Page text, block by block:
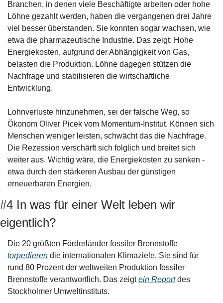
Branchen, in denen viele Beschäftigte arbeiten oder hohe
Löhne gezahlt werden, haben die vergangenen drei Jahre
viel besser überstanden. Sie konnten sogar wachsen, wie
etwa die pharmazeutische Industrie. Das zeigt: Hohe
Energiekosten, aufgrund der Abhängigkeit von Gas,
belasten die Produktion. Löhne dagegen stützen die
Nachfrage und stabilisieren die wirtschaftliche
Entwicklung.
Lohnverluste hinzunehmen, sei der falsche Weg, so
Ökonom Oliver Picek vom Momentum-Institut. Können sich
Menschen weniger leisten, schwächt das die Nachfrage.
Die Rezession verschärft sich folglich und breitet sich
weiter aus. Wichtig wäre, die Energiekosten zu senken -
etwa durch den stärkeren Ausbau der günstigen
erneuerbaren Energien.
#4 In was für einer Welt leben wir
eigentlich?
torpedieren die internationalen Klimaziele. Sie sind für
rund 80 Prozent der weltweiten Produktion fossiler
Brennstoffe verantwortlich. Das zeigt ein Report des
Stockholmer Umweltinstituts.